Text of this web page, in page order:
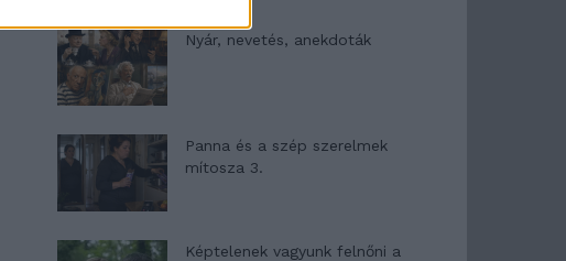
Nyár, nevetés, anekdoták
Panna és a szép szerelmek
mítosza 3.
Képtelenek vagyunk felnőni a